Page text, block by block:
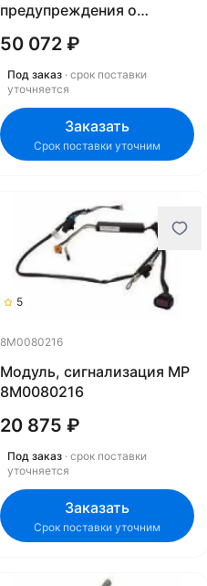
предупреждения о
винте, круглая
8M0060249
50 072 ₽
Под заказ · срок поставки
уточняется
Заказать
Срок поставки уточним
5
8M0080216
Модуль, сигнализация MP
8M0080216
20 875 ₽
Под заказ · срок поставки
уточняется
Заказать
Срок поставки уточним